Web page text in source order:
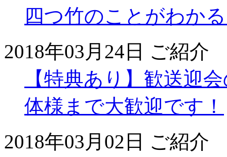
四つ竹のことがわか
2018年03月24日 ご紹介
【特典あり】歓送迎
体様まで大歓迎です！
2018年03月02日 ご紹介